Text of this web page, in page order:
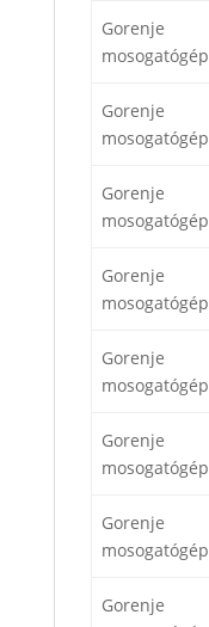
Gorenje
mosogatógép
Gorenje
mosogatógép
Gorenje
mosogatógép
Gorenje
mosogatógép
Gorenje
mosogatógép
Gorenje
mosogatógép
Gorenje
mosogatógép
Gorenje